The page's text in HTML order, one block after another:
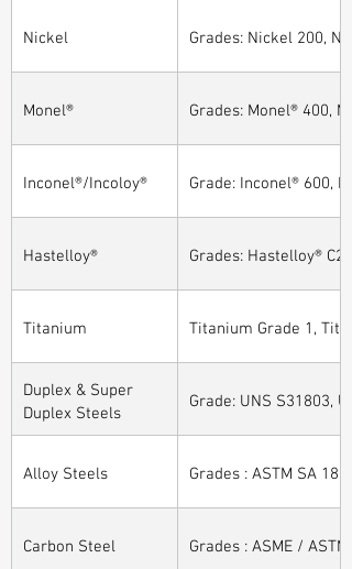
Nickel
Grades: Nickel 200,
Monel® Grades: Monel® 400,
Inconel®/Incoloy® Grade: Inconel® 600,
Hastelloy® Grades: Hastelloy®
Titanium Titanium Grade 1,
Duplex & Super
Duplex Steels
Grade: UNS S31803,
Alloy Steels Grades : ASTM SA
Carbon Steel Grades : ASME /